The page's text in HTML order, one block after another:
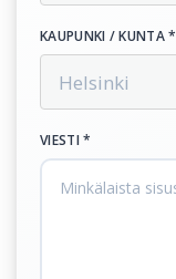
KAUPUNKI / KUNTA *
VIESTI *